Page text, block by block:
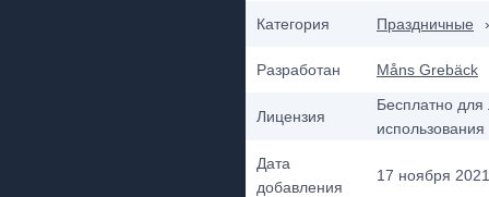
Категория Праздничные ›
Разработан Måns Grebäck
Лицензия
Бесплатно для
использования
Дата
добавления
17 ноября 2021